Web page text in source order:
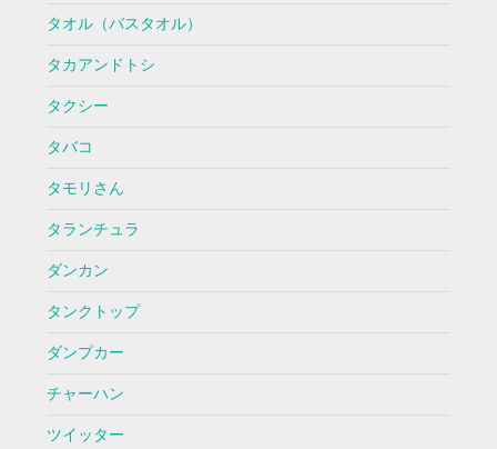
タオル（バスタオル）
タカアンドトシ
タクシー
タバコ
タモリさん
タランチュラ
ダンカン
タンクトップ
ダンプカー
チャーハン
ツイッター